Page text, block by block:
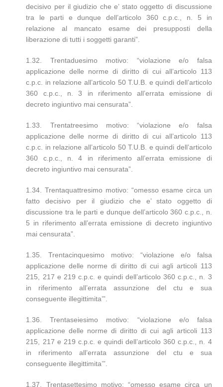
decisivo per il giudizio che e’ stato oggetto di discussione
tra le parti e dunque dell’articolo 360 c.p.c., n. 5 in
relazione al mancato esame dei presupposti della
liberazione di tutti i soggetti garanti”.
1.32. Trentaduesimo motivo: “violazione e/o falsa
applicazione delle norme di diritto di cui all’articolo 113
c.p.c. in relazione all’articolo 50 T.U.B. e quindi dell’articolo
360 c.p.c., n. 3 in riferimento all’errata emissione di
decreto ingiuntivo mai censurata”.
1.33. Trentatreesimo motivo: “violazione e/o falsa
applicazione delle norme di diritto di cui all’articolo 113
c.p.c. in relazione all’articolo 50 T.U.B. e quindi dell’articolo
360 c.p.c., n. 4 in riferimento all’errata emissione di
decreto ingiuntivo mai censurata”.
1.34. Trentaquattresimo motivo: “omesso esame circa un
fatto decisivo per il giudizio che e’ stato oggetto di
discussione tra le parti e dunque dell’articolo 360 c.p.c., n.
5 in riferimento all’errata emissione di decreto ingiuntivo
mai censurata”.
1.35. Trentacinquesimo motivo: “violazione e/o falsa
applicazione delle norme di diritto di cui agli articoli 113
215, 217 e 219 c.p.c. e quindi dell’articolo 360 c.p.c., n. 3
in riferimento all’errata assunzione del ctu e sua
conseguente illegittimita’”.
1.36. Trentaseiesimo motivo: “violazione e/o falsa
applicazione delle norme di diritto di cui agli articoli 113
215, 217 e 219 c.p.c. e quindi dell’articolo 360 c.p.c., n. 4
in riferimento all’errata assunzione del ctu e sua
conseguente illegittimita’”.
1.37. Trentasettesimo motivo: “omesso esame circa un